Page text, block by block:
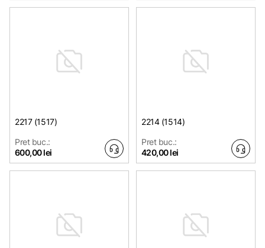
2217 (1517)
Pret buc.:
600,00 lei
2214 (1514)
Pret buc.:
420,00 lei